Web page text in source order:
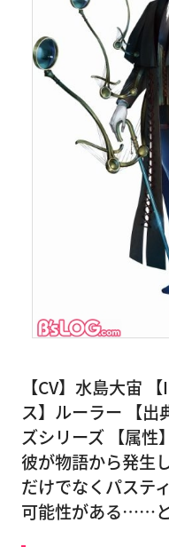
【CV】水島大宙
ス】ルーラー 【出
ズシリーズ 【属性
彼が物語から発生
だけでなくパステ
可能性がある……